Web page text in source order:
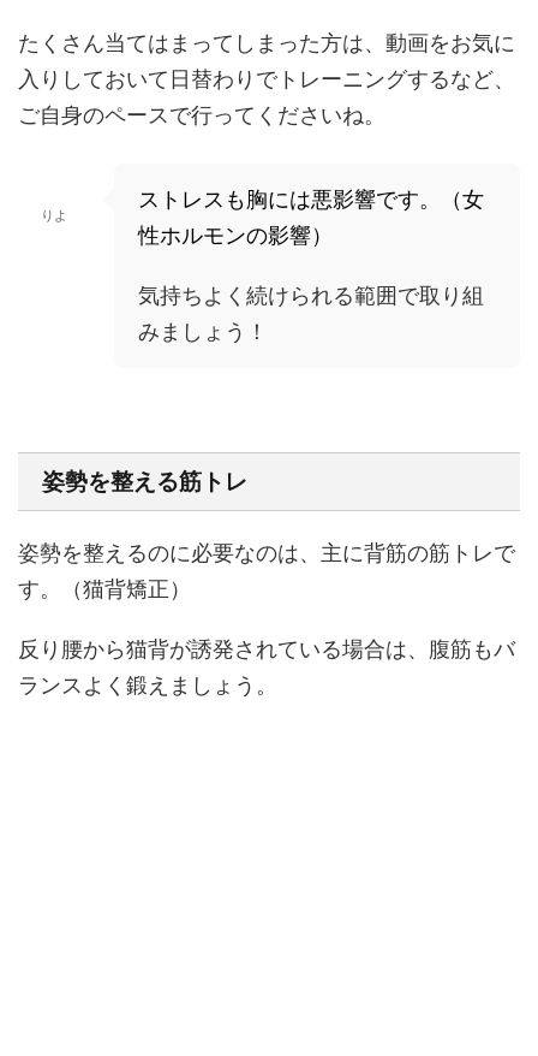
たくさん当てはまってしまった方は、動画をお気に
入りしておいて日替わりでトレーニングするなど、
ご自身のペースで行ってくださいね。
りよ
ストレスも胸には悪影響です。（女
性ホルモンの影響）
気持ちよく続けられる範囲で取り組
みましょう！
姿勢を整える筋トレ
姿勢を整えるのに必要なのは、主に背筋の筋トレで
す。（猫背矯正）
反り腰から猫背が誘発されている場合は、腹筋もバ
ランスよく鍛えましょう。